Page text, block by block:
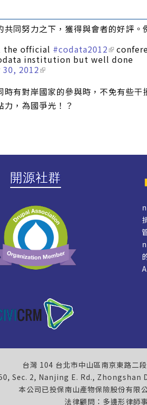
同努力之下，獲得與會者的好評。
official #codata2012
institution but well done
2012
有對岸國家的參與時，不免有些干
，為國爭光！？
開源社群
台灣 104 台北市中山區南京東路二
Sec. 2, Nanjing E. Rd.,
本公司已投保南山產物保險股份有限
法律顧問：多邊形律師